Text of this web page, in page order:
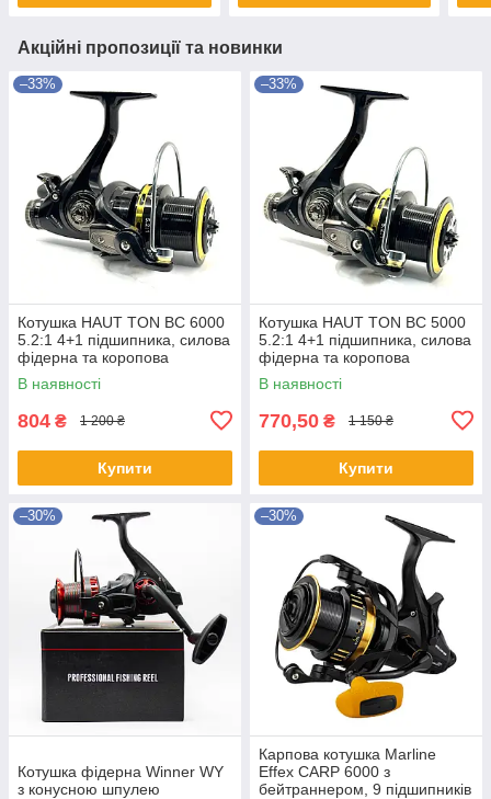
Акційні пропозиції та новинки
–33%
Котушка HAUT TON BC 6000
5.2:1 4+1 підшипника, силова
фідерна та коропова
В наявності
804 ₴ 1 200 ₴
Купити
–33%
Котушка HAUT TON BC 5000
5.2:1 4+1 підшипника, силова
фідерна та коропова
В наявності
770,50 ₴ 1 150 ₴
Купити
–30%
Котушка фідерна Winner WY
з конусною шпулею
–30%
Карпова котушка Marline
Effex CARP 6000 з
бейтраннером, 9 підшипників